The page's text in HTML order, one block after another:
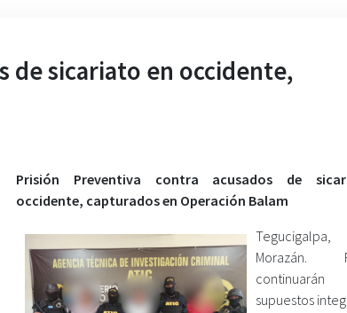
de sicariato en occidente,
Prisión Preventiva contra acusados de
occidente, capturados en Operación Balam
Tegucigalpa,
Morazán.
supuestos